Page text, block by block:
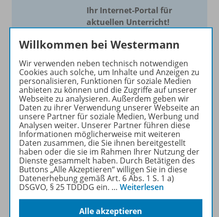
Ihr Internet-Portal für
aktuellen Unterricht!
Mit Schroedel aktuell bieten
Ihren Unterricht aktuell und
einfach zu gestalten. Jede
Woche drei bis vier
Neuerscheinungen mit
großem Online Archiv.
Mehr erfahren
Informationen
Willkommen bei Westermann
Wir verwenden neben technisch notwendigen
Cookies auch solche, um Inhalte und Anzeigen zu
personalisieren, Funktionen für soziale Medien
anbieten zu können und die Zugriffe auf unserer
Webseite zu analysieren. Außerdem geben wir
Daten zu ihrer Verwendung unserer Webseite an
unsere Partner für soziale Medien, Werbung und
Analysen weiter. Unserer Partner führen diese
Informationen möglicherweise mit weiteren
Daten zusammen, die Sie ihnen bereitgestellt
haben oder die sie im Rahmen Ihrer Nutzung der
Dienste gesammelt haben. Durch Betätigen des
Buttons „Alle Akzeptieren“ willigen Sie in diese
Datenerhebung gemäß Art. 6 Abs. 1 S. 1 a)
DSGVO, § 25 TDDDG ein. … Weiterlesen
Alle akzeptieren